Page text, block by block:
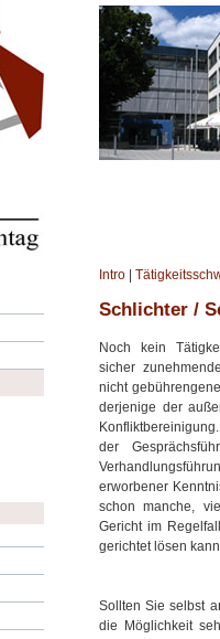
Intro
Schlichter /
Noch kein
sicher
nicht
derjenige der
der
erworbener
schon manche,
Gericht im
gerichtet lösen
Sollten Sie selbst
die Möglichkeit